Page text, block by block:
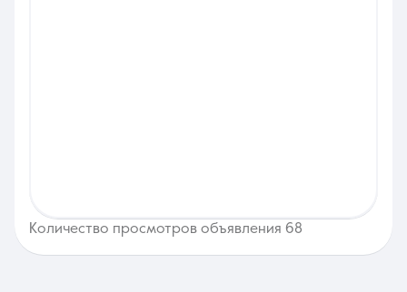
Количество просмотров объявления 68